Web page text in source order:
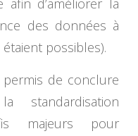
afin d’améliorer la
des données à
possibles).
permis de conclure
majeurs pour